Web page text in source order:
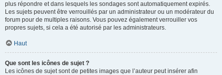
plus répondre et dans lesquels les sondages sont automatiquement expirés.
Les sujets peuvent être verrouillés par un administrateur ou un modérateur du
forum pour de multiples raisons. Vous pouvez également verrouiller vos
propres sujets, si cela a été autorisé par les administrateurs.
Haut
Que sont les icônes de sujet ?
Les icônes de sujet sont de petites images que l’auteur peut insérer afin